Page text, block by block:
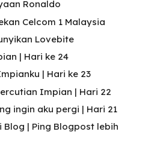
Ronaldo
Celcom 1 Malaysia
Lovebite
| Hari ke 24
| Hari ke 23
Impian | Hari 22
ingin aku pergi | Hari 21
Blog | Ping Blogpost lebih